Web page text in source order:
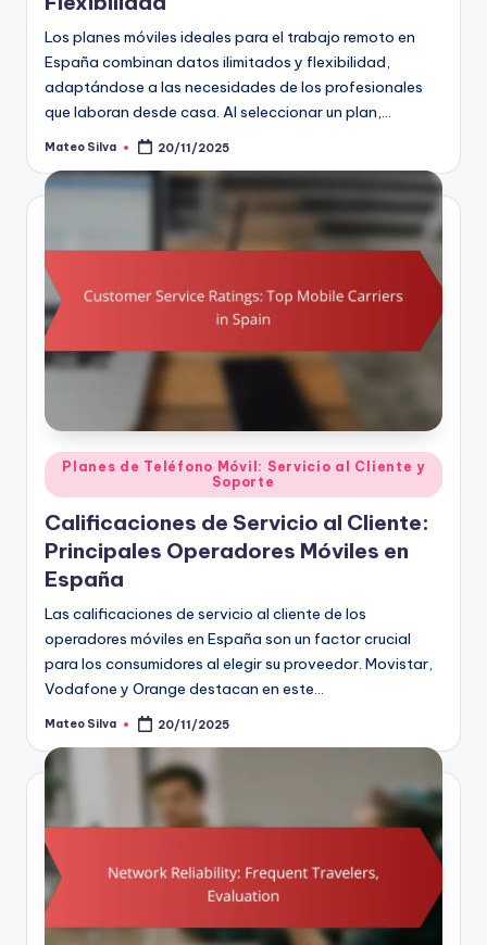
Los planes móviles ideales para el trabajo remoto en
España combinan datos ilimitados y flexibilidad,
adaptándose a las necesidades de los profesionales
que laboran desde casa. Al seleccionar un plan,…
Posted
Mateo Silva 20/11/2025
Posted
in
Planes de Teléfono Móvil: Servicio al Cliente y
Soporte
Calificaciones de Servicio al Cliente:
Principales Operadores Móviles en
España
Las calificaciones de servicio al cliente de los
operadores móviles en España son un factor crucial
para los consumidores al elegir su proveedor. Movistar,
Vodafone y Orange destacan en este…
Posted
Mateo Silva 20/11/2025